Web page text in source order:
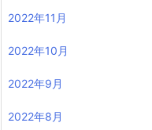
2022年11月
2022年10月
2022年9月
2022年8月